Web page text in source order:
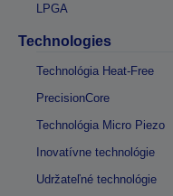
LPGA
Technologies
Technológia Heat-Free
PrecisionCore
Technológia Micro Piezo
Inovatívne technológie
Udržateľné technológie